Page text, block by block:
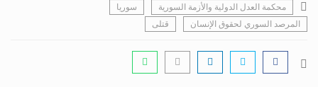
محكمة العدل الدولية والأزمة السورية
سوريا
المرصد السوري لحقوق الإنسان
قتلى